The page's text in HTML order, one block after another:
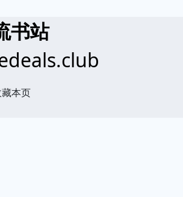
书站
本页